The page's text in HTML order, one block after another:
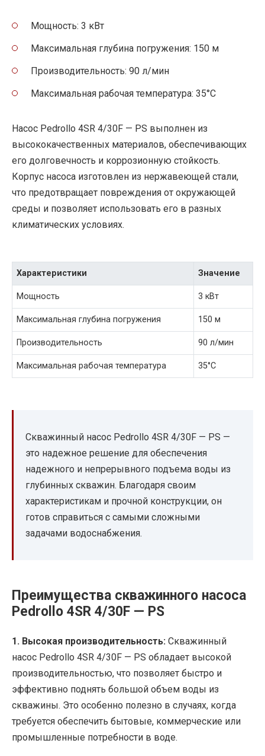
Мощность: 3 кВт
Максимальная глубина погружения: 150 м
Производительность: 90 л/мин
Максимальная рабочая температура: 35°C
Насос Pedrollo 4SR 4/30F — PS выполнен из
высококачественных материалов, обеспечивающих
его долговечность и коррозионную стойкость.
Корпус насоса изготовлен из нержавеющей стали,
что предотвращает повреждения от окружающей
среды и позволяет использовать его в разных
климатических условиях.
Характеристики Значение
Мощность 3 кВт
Максимальная глубина погружения 150 м
Производительность 90 л/мин
Максимальная рабочая температура 35°C
Скважинный насос Pedrollo 4SR 4/30F — PS —
это надежное решение для обеспечения
надежного и непрерывного подъема воды из
глубинных скважин. Благодаря своим
характеристикам и прочной конструкции, он
готов справиться с самыми сложными
задачами водоснабжения.
Преимущества скважинного насоса
Pedrollo 4SR 4/30F — PS
1. Высокая производительность: Скважинный
насос Pedrollo 4SR 4/30F — PS обладает высокой
производительностью, что позволяет быстро и
эффективно поднять большой объем воды из
скважины. Это особенно полезно в случаях, когда
требуется обеспечить бытовые, коммерческие или
промышленные потребности в воде.